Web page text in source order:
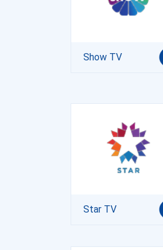
Show TV
Star TV